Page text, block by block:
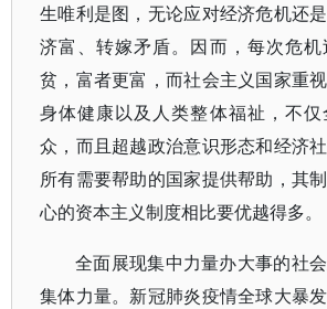
生唯利是图，无论应对经济危机还
济富、转嫁矛盾。因而，每次危
贫，富者更富，而社会主义国家重
身体健康以及人类整体福祉，不
众，而且超越政治意识形态和经济
所有需要帮助的国家提供帮助，其
心的资本主义制度相比要优越得多。
全面展现集中力量办大事的社
集体力量。新冠肺炎疫情全球大暴